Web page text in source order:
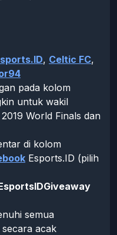
, Celtic FC,
pada kolom
untuk wakil
World Finals dan
di kolom
Esports.ID (pilih
semua
acak